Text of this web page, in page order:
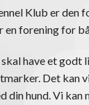
Klub er den
en forening for
have et godt
Det kan
din hund. Vi